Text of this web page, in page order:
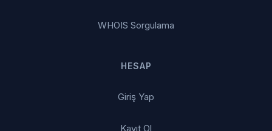
WHOIS Sorgulama
HESAP
Giriş Yap
Kayıt Ol